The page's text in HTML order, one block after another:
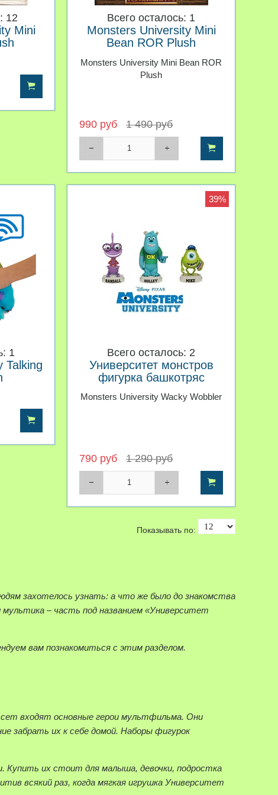
12
Mini
Всего осталось: 1
Monsters University Mini
Bean ROR Plush
Monsters University Mini Bean ROR
Plush
990 руб 1 490 руб
1
Talking
39%
Всего осталось: 2
Университет монстров
фигурка башкотряс
Monsters University Wacky Wobbler
790 руб 1 290 руб
Показывать по:
захотелось узнать: а что же было до знакомства
мультика – часть под названием «Университет
вам познакомиться с этим разделом.
сет входят основные герои мультфильма. Они
забрать их к себе домой. Наборы фигурок
Купить их стоит для малыша, девочки, подростка
всякий раз, когда мягкая игрушка Университет